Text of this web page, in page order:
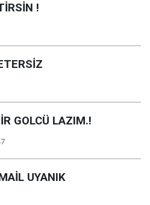
!
GOLCÜ LAZIM.!
UYANIK